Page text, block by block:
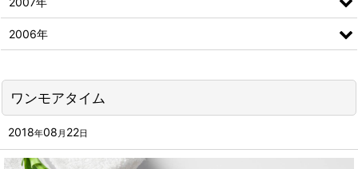
ワンモアタイム
2018年08 月 22日
2006年